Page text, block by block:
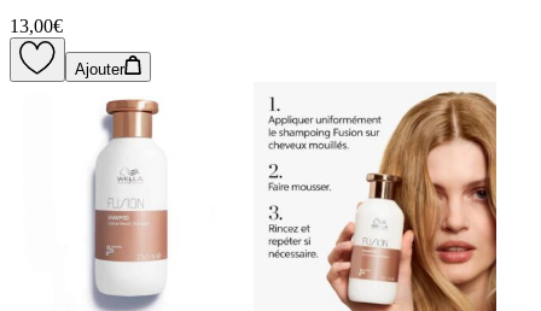
13,00€
Ajouter